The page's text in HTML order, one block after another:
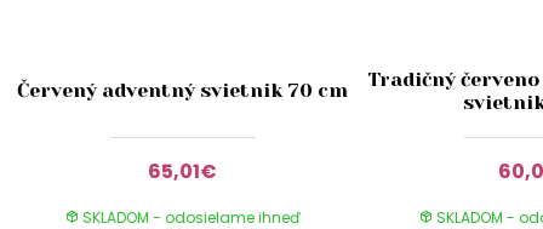
Červený adventný svietnik 70 cm
65,01€
SKLADOM - odosielame ihneď
Tradičný
SKLADOM -